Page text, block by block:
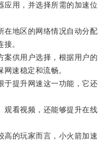
用，并选择所需的加速位
地区的网络情况自动分配
。
供用户选择，根据用户的
速稳定和流畅。
提升网速这一功能，它还
看视频，还能够提升在线
的玩家而言，小火箭加速